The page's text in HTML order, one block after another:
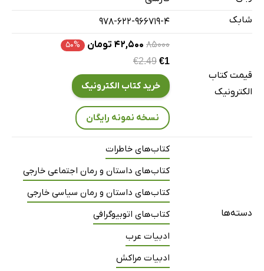
زندگی روزمره
پنج ژوئن 1971
سورپرایز
شابک
978-622-966719-4
قیمت کتاب
الکترونیک
۸۵۰۰۰ ۴۲,۵۰۰ تومان ۵۰%
€2.49 €1
خرید کتاب الکترونیک
نسخه نمونه رایگان
دسته‌ها
کتاب‌های خاطرات
کتاب‌های داستان و رمان اجتماعی خارجی
کتاب‌های داستان و رمان سیاسی خارجی
کتاب‌های اتوبیوگرافی
ادبیات عرب
ادبیات مراکش